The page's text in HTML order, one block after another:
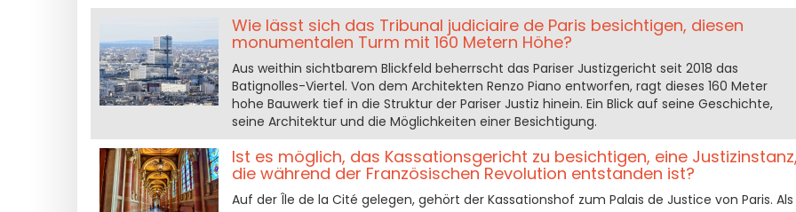
Wie lässt sich das Tribunal judiciaire de Paris besichtigen, diesen
monumentalen Turm mit 160 Metern Höhe?
Aus weithin sichtbarem Blickfeld beherrscht das Pariser Justizgericht seit 2018 das
Batignolles-Viertel. Von dem Architekten Renzo Piano entworfen, ragt dieses 160 Meter
hohe Bauwerk tief in die Struktur der Pariser Justiz hinein. Ein Blick auf seine Geschichte,
seine Architektur und die Möglichkeiten einer Besichtigung.
Ist es möglich, das Kassationsgericht zu besichtigen, eine
die während der Französischen Revolution entstanden ist?
Auf der Île de la Cité gelegen, gehört der Kassationshof zum Palais de Justice von Paris. Als